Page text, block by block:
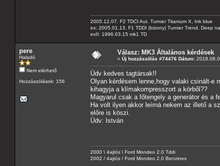
2005.12.07. F2 TDCI Aut. Turnier Titanium X, Ink blue
ex: 2005.01.13. F1 TDDI (bizony) Turnier Trend, Deep
exII: 1996.03.15 mk1 TD
pere
Haladó
Nem elérhető
Hozzászólások: 156
Válasz: MK3 Általános kérdések
« Új hozzászólás #74476 Dátum:
Üdv kedves tagtársak!!
Olyan kérdésem lenne,hogy valaki csinált-e
kihagyja a klímakompresszort a körből??
Magyarul csak a főtengely a generátor és a
Ha volt ilyen akkor leírná nekem az illető a
előre is köszi.
Üdv: István
2000 \ 4ajtós \ Ford Mondeo 2.0 Tddi
2002 / 4ajtós / Ford Mondeo 2.0 Benzines